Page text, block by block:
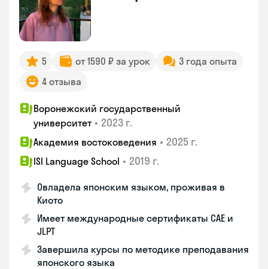
5 от 1590 ₽ за урок
3 года опыта
4 отзыва
Воронежский государственный
университет • 2023 г.
Академия востоковедения • 2025 г.
ISI Language School • 2019 г.
Овладела японским языком, проживая в
Киото
Имеет международные сертификаты CAE и
JLPT
Завершила курсы по методике преподавания
японского языка